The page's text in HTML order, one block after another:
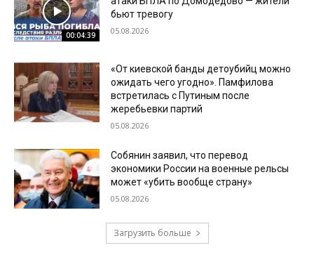
00:04:39
бьют тревогу
05.08.2026
«От киевской банды детоубийц можно
ожидать чего угодно». Памфилова
встретилась с Путиным после
жеребьевки партий
05.08.2026
Собянин заявил, что перевод
экономики России на военные рельсы
может «убить вообще страну»
05.08.2026
Загрузить больше